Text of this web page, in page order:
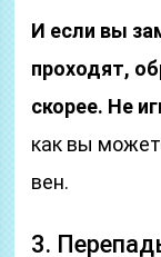
И если вы
проходят,
скорее. Не
как вы
вен.
3.